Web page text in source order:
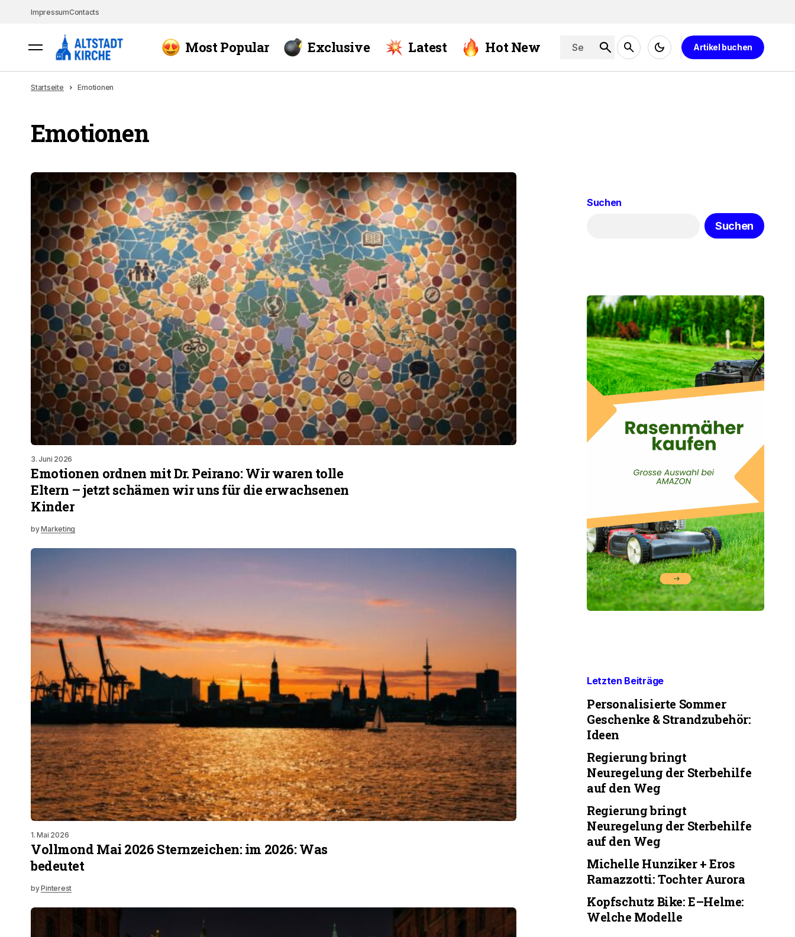
ImpressumContacts
Most Popular Exclusive Latest Hot New Artikel buchen
Startseite Emotionen
Emotionen
3. Juni 2026
Emotionen ordnen mit Dr. Peirano: Wir waren tolle
Eltern – jetzt schämen wir uns für die erwachsenen
Kinder
byMarketing
1. Mai 2026
Vollmond Mai 2026 Sternzeichen: im 2026: Was
bedeutet
byPinterest
Suchen
Suchen
Letzten Beiträge
Personalisierte Sommer
Geschenke & Strandzubehör:
Ideen
Regierung bringt
Neuregelung der Sterbehilfe
auf den Weg
Regierung bringt
Neuregelung der Sterbehilfe
auf den Weg
Michelle Hunziker + Eros
Ramazzotti: Tochter Aurora
Kopfschutz Bike: E–Helme:
Welche Modelle